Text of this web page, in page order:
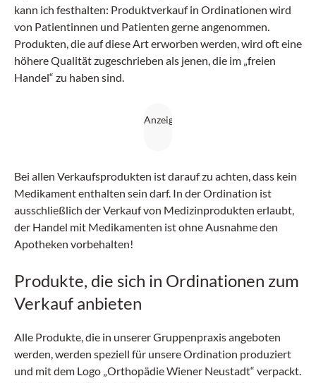
kann ich festhalten: Produktverkauf in Ordinationen wird
von Patientinnen und Patienten gerne angenommen.
Produkten, die auf diese Art erworben werden, wird oft eine
höhere Qualität zugeschrieben als jenen, die im „freien
Handel“ zu haben sind.
Bei allen Verkaufsprodukten ist darauf zu achten, dass kein
Medikament enthalten sein darf. In der Ordination ist
ausschließlich der Verkauf von Medizinprodukten erlaubt,
der Handel mit Medikamenten ist ohne Ausnahme den
Apotheken vorbehalten!
Produkte, die sich in Ordinationen zum
Verkauf anbieten
Alle Produkte, die in unserer Gruppenpraxis angeboten
werden, werden speziell für unsere Ordination produziert
und mit dem Logo „Orthopädie Wiener Neustadt“ verpackt.